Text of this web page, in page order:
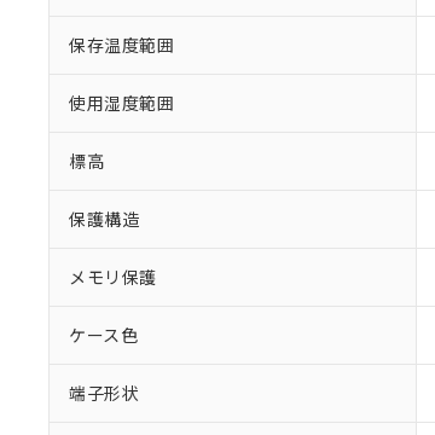
保存温度範囲
使用湿度範囲
標高
保護構造
メモリ保護
ケース色
端子形状